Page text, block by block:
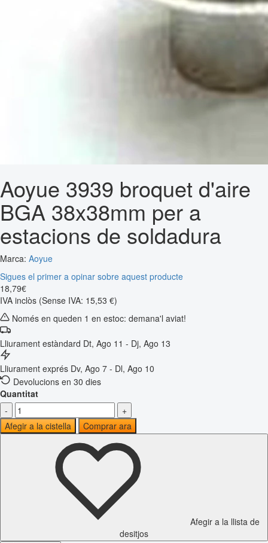
Aoyue 3939 broquet d'aire
BGA 38x38mm per a
estacions de soldadura
Marca: Aoyue
Sigues el primer a opinar sobre aquest producte
18,79€
IVA inclòs (Sense IVA: 15,53 €)
Només en queden 1 en estoc: demana'l aviat!
Lliurament estàndard Dt, Ago 11 - Dj, Ago 13
Lliurament exprés Dv, Ago 7 - Dl, Ago 10
Devolucions en 30 dies
Quantitat
-
+
Afegir a la cistella
Comprar ara
Afegir a la llista de
desitjos